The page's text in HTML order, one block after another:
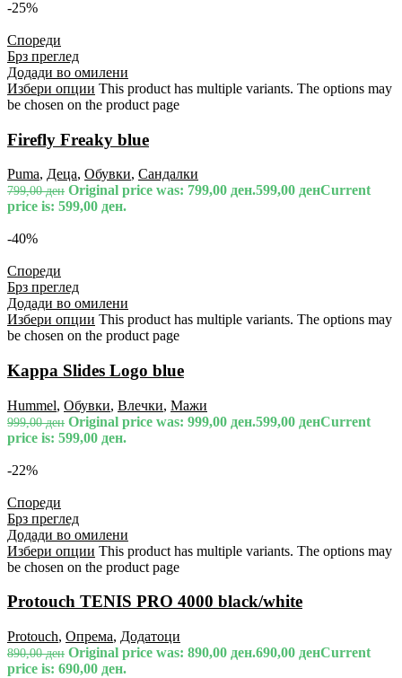
-25%
Спореди
Брз преглед
Додади во омилени
Избери опции This product has multiple variants. The options may
be chosen on the product page
Firefly Freaky blue
Puma, Деца, Обувки, Сандалки
799,00ден Original price was: 799,00 ден.599,00 денCurrent
price is: 599,00 ден.
-40%
Спореди
Брз преглед
Додади во омилени
Избери опции This product has multiple variants. The options may
be chosen on the product page
Kappa Slides Logo blue
Hummel, Обувки, Влечки, Мажи
999,00ден Original price was: 999,00 ден.599,00 денCurrent
price is: 599,00 ден.
-22%
Спореди
Брз преглед
Додади во омилени
Избери опции This product has multiple variants. The options may
be chosen on the product page
Protouch TENIS PRO 4000 black/white
Protouch, Опрема, Додатоци
890,00ден Original price was: 890,00 ден.690,00 денCurrent
price is: 690,00 ден.